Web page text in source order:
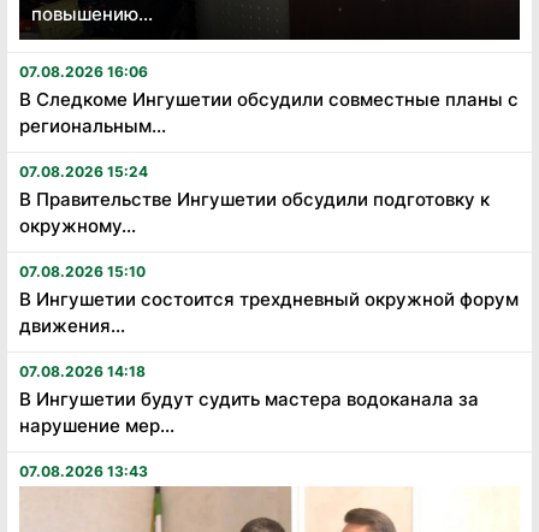
повышению...
07.08.2026 16:06
В Следкоме Ингушетии обсудили совместные планы с
региональным...
07.08.2026 15:24
В Правительстве Ингушетии обсудили подготовку к
окружному...
07.08.2026 15:10
В Ингушетии состоится трехдневный окружной форум
движения...
07.08.2026 14:18
В Ингушетии будут судить мастера водоканала за
нарушение мер...
07.08.2026 13:43